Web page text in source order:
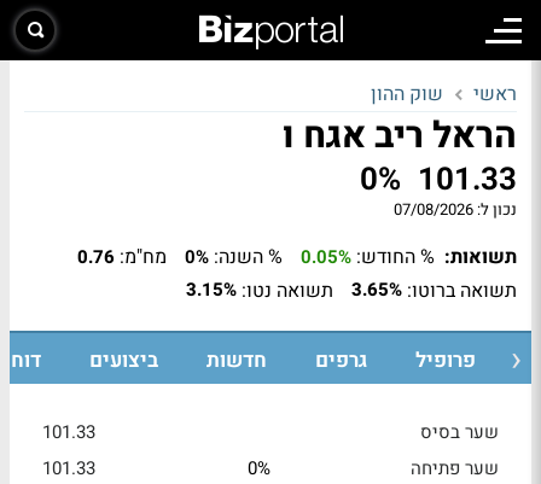
ראשי שוק ההון
הראל ריב אגח ו
101.33
0%
נכון ל: 07/08/2026
תשואות: % החודש: 0.05% % השנה: 0% מח"מ: 0.76
תשואה ברוטו: 3.65% תשואה נטו: 3.15%
פרופיל גרפים חדשות ביצועים
שער בסיס
101.33
שער פתיחה
0%
101.33